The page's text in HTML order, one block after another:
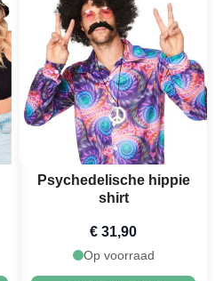
Psychedelische hippie
shirt
€ 31,90
Op voorraad